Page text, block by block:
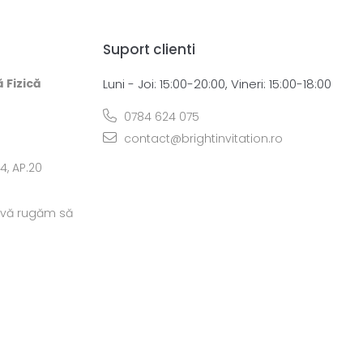
Fizică
AP.20
rugăm să
Suport clienti
Luni - Joi: 15:00-20:00, Vineri: 15:00-18:00
0784 624 075
contact@brightinvitation.ro